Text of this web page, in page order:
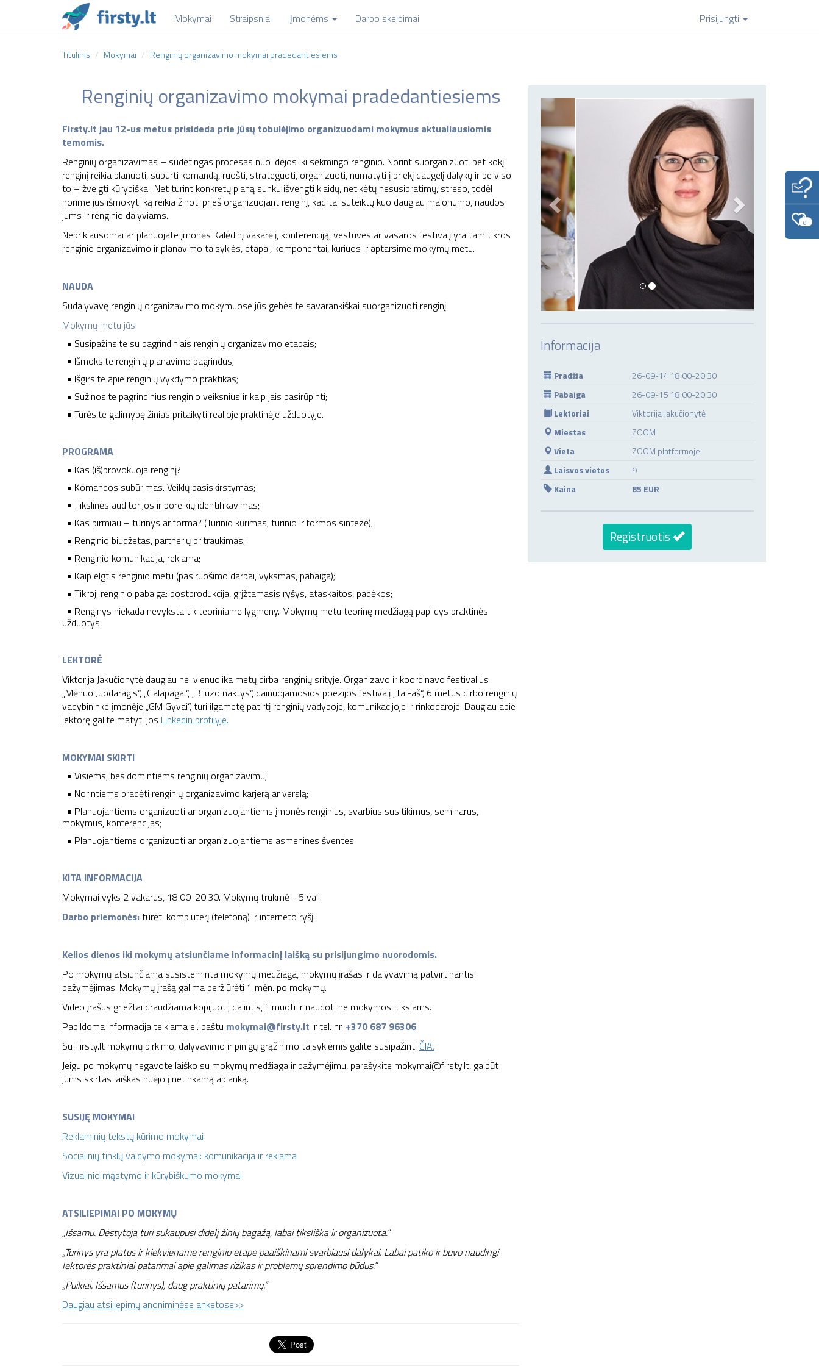
Mokymai Straipsniai Įmonėms Darbo skelbimai Prisijungti
Titulinis Mokymai Renginių organizavimo mokymai pradedantiesiems
Renginių organizavimo mokymai pradedantiesiems
Firsty.lt jau 12-us metus prisideda prie jūsų tobulėjimo organizuodami mokymus aktualiausiomis
temomis.
Renginių organizavimas – sudėtingas procesas nuo idėjos iki sėkmingo renginio. Norint suorganizuoti bet kokį
renginį reikia planuoti, suburti komandą, ruošti, strateguoti, organizuoti, numatyti į priekį daugelį dalykų ir be viso
to – žvelgti kūrybiškai. Net turint konkretų planą sunku išvengti klaidų, netikėtų nesusipratimų, streso, todėl
norime jus išmokyti ką reikia žinoti prieš organizuojant renginį, kad tai suteiktų kuo daugiau malonumo, naudos
jums ir renginio dalyviams.
Nepriklausomai ar planuojate įmonės Kalėdinį vakarėlį, konferenciją, vestuves ar vasaros festivalį yra tam tikros
renginio organizavimo ir planavimo taisyklės, etapai, komponentai, kuriuos ir aptarsime mokymų metu.
NAUDA
Sudalyvavę renginių organizavimo mokymuose jūs gebėsite savarankiškai suorganizuoti renginį.
Mokymų metu jūs:
• Susipažinsite su pagrindiniais renginių organizavimo etapais;
• Išmoksite renginių planavimo pagrindus;
• Išgirsite apie renginių vykdymo praktikas;
• Sužinosite pagrindinius renginio veiksnius ir kaip jais pasirūpinti;
• Turėsite galimybę žinias pritaikyti realioje praktinėje užduotyje.
PROGRAMA
• Kas (iš)provokuoja renginį?
• Komandos subūrimas. Veiklų pasiskirstymas;
• Tikslinės auditorijos ir poreikių identifikavimas;
• Kas pirmiau – turinys ar forma? (Turinio kūrimas; turinio ir formos sintezė);
• Renginio biudžetas, partnerių pritraukimas;
• Renginio komunikacija, reklama;
• Kaip elgtis renginio metu (pasiruošimo darbai, vyksmas, pabaiga);
• Tikroji renginio pabaiga: postprodukcija, grįžtamasis ryšys, ataskaitos, padėkos;
• Renginys niekada nevyksta tik teoriniame lygmeny. Mokymų metu teorinę medžiagą papildys praktinės
užduotys.
LEKTORĖ
Viktorija Jakučionytė daugiau nei vienuolika metų dirba renginių srityje. Organizavo ir koordinavo festivalius
„Mėnuo Juodaragis“, „Galapagai“, „Bliuzo naktys“, dainuojamosios poezijos festivalį „Tai-aš“, 6 metus dirbo renginių
vadybininke įmonėje „GM Gyvai“, turi ilgametę patirtį renginių vadyboje, komunikacijoje ir rinkodaroje. Daugiau apie
lektorę galite matyti jos Linkedin profilyje.
MOKYMAI SKIRTI
• Visiems, besidomintiems renginių organizavimu;
• Norintiems pradėti renginių organizavimo karjerą ar verslą;
• Planuojantiems organizuoti ar organizuojantiems įmonės renginius, svarbius susitikimus, seminarus,
mokymus, konferencijas;
• Planuojantiems organizuoti ar organizuojantiems asmenines šventes.
KITA INFORMACIJA
Mokymai vyks 2 vakarus, 18:00-20:30. Mokymų trukmė - 5 val.
Darbo priemonės:turėti kompiuterį (telefoną) ir interneto ryšį.
Kelios dienos iki mokymų atsiunčiame informacinį laišką su prisijungimo nuorodomis.
Po mokymų atsiunčiama susisteminta mokymų medžiaga, mokymų įrašas ir dalyvavimą patvirtinantis
pažymėjimas. Mokymų įrašą galima peržiūrėti 1 mėn. po mokymų.
Video įrašus griežtai draudžiama kopijuoti, dalintis, filmuoti ir naudoti ne mokymosi tikslams.
Papildoma informacija teikiama el. paštu mokymai@firsty.lt ir tel. nr. +370 687 96306.
Su Firsty.lt mokymų pirkimo, dalyvavimo ir pinigų grąžinimo taisyklėmis galite susipažinti ČIA.
Jeigu po mokymų negavote laiško su mokymų medžiaga ir pažymėjimu, parašykite mokymai@firsty.lt, galbūt
jums skirtas laiškas nuėjo į netinkamą aplanką.
SUSIJĘ MOKYMAI
Reklaminių tekstų kūrimo mokymai
Socialinių tinklų valdymo mokymai: komunikacija ir reklama
Vizualinio mąstymo ir kūrybiškumo mokymai
ATSILIEPIMAI PO MOKYMŲ
„Išsamu. Dėstytoja turi sukaupusi didelį žinių bagažą, labai tiksliška ir organizuota.“
„Turinys yra platus ir kiekviename renginio etape paaiškinami svarbiausi dalykai. Labai patiko ir buvo naudingi
lektorės praktiniai patarimai apie galimas rizikas ir problemų sprendimo būdus.“
„Puikiai. Išsamus (turinys), daug praktinių patarimų.“
Daugiau atsiliepimų anoniminėse anketose>>
Atgal Toliau
Informacija
Pradžia
26-09-14 18:00-20:30
Pabaiga
26-09-15 18:00-20:30
Lektoriai
Viktorija Jakučionytė
Miestas
ZOOM
Vieta
ZOOM platformoje
Laisvos vietos
9
Kaina
85 EUR
Registruotis
0